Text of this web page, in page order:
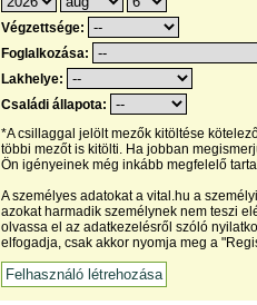
Végzettsége:
Foglalkozása:
Lakhelye:
Családi állapota:
*A csillaggal jelölt mezők kitöltése
többi mezőt is kitölti. Ha jobban
Ön igényeinek még inkább megfelelő
A személyes adatokat a vital.hu a
azokat harmadik személynek nem teszi
olvassa el az adatkezelésről szóló
elfogadja, csak akkor nyomja meg a